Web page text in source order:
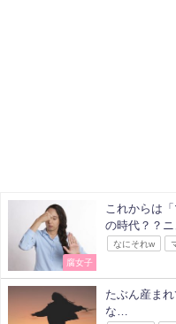
腐女子
これからは
の時代？？
なにそれw
たぶん産ま
な…